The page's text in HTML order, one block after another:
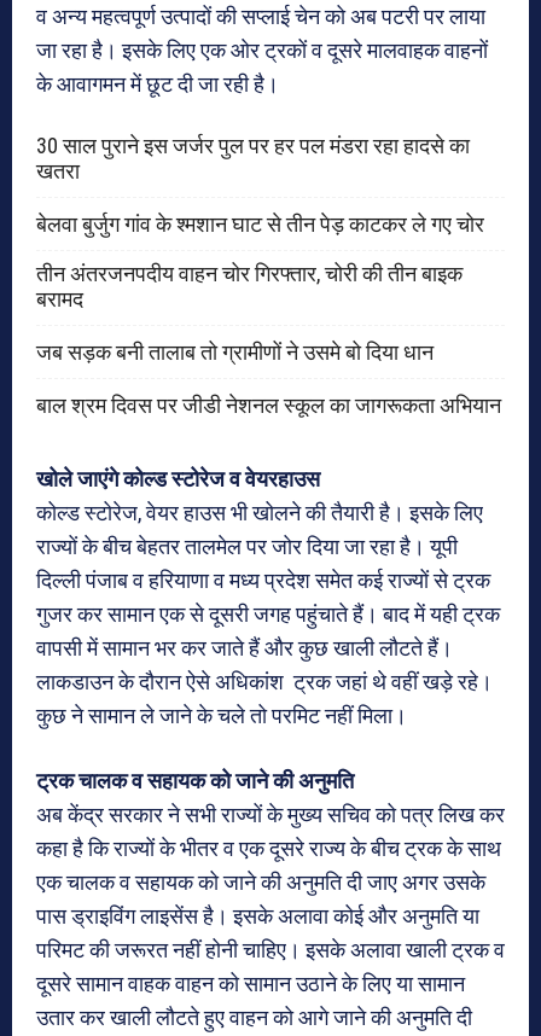
व अन्य महत्वपूर्ण उत्पादों की सप्लाई चेन को अब पटरी पर लाया
जा रहा है। इसके लिए एक ओर ट्रकों व दूसरे मालवाहक वाहनों
के आवागमन में छूट दी जा रही है।
30 साल पुराने इस जर्जर पुल पर हर पल मंडरा रहा हादसे का
खतरा
बेलवा बुर्जुग गांव के श्मशान घाट से तीन पेड़ काटकर ले गए चोर
तीन अंतरजनपदीय वाहन चोर गिरफ्तार, चोरी की तीन बाइक
बरामद
जब सड़क बनी तालाब तो ग्रामीणों ने उसमे बो दिया धान
बाल श्रम दिवस पर जीडी नेशनल स्कूल का जागरूकता अभियान
खोले जाएंगे कोल्ड स्टोरेज व वेयरहाउस
कोल्ड स्टोरेज, वेयर हाउस भी खोलने की तैयारी है। इसके लिए
राज्यों के बीच बेहतर तालमेल पर जोर दिया जा रहा है। यूपी
दिल्ली पंजाब व हरियाणा व मध्य प्रदेश समेत कई राज्यों से ट्रक
गुजर कर सामान एक से दूसरी जगह पहुंचाते हैं। बाद में यही ट्रक
वापसी में सामान भर कर जाते हैं और कुछ खाली लौटते हैं।
लाकडाउन के दौरान ऐसे अधिकांश ट्रक जहां थे वहीं खड़े रहे।
कुछ ने सामान ले जाने के चले तो परमिट नहीं मिला।
ट्रक चालक व सहायक को जाने की अनुमति
अब केंद्र सरकार ने सभी राज्यों के मुख्य सचिव को पत्र लिख कर
कहा है कि राज्यों के भीतर व एक दूसरे राज्य के बीच ट्रक के साथ
एक चालक व सहायक को जाने की अनुमति दी जाए अगर उसके
पास ड्राइविंग लाइसेंस है। इसके अलावा कोई और अनुमति या
परिमट की जरूरत नहीं होनी चाहिए। इसके अलावा खाली ट्रक व
दूसरे सामान वाहक वाहन को सामान उठाने के लिए या सामान
उतार कर खाली लौटते हुए वाहन को आगे जाने की अनुमति दी